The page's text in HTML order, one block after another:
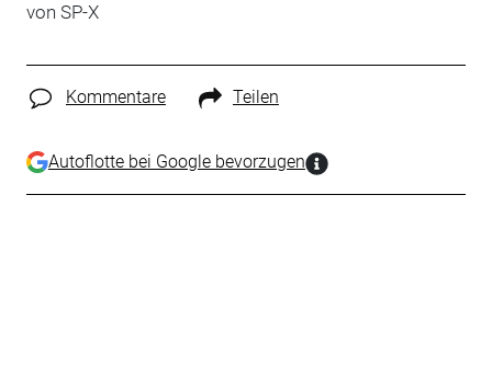
von SP-X
Kommentare Teilen
Autoflotte bei Google bevorzugen